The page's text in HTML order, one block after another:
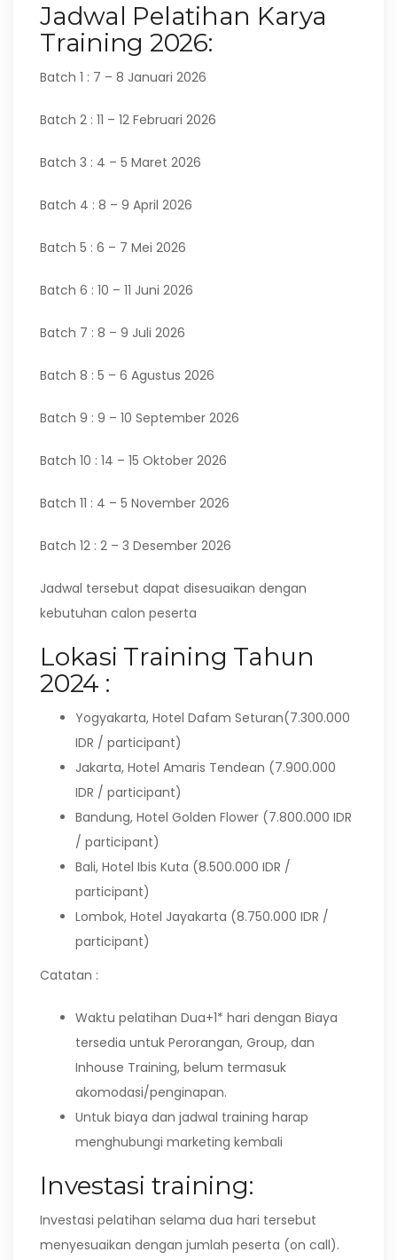
Jadwal Pelatihan Karya
Training 2026:
Batch 1 : 7 – 8 Januari 2026
Batch 2 : 11 – 12 Februari 2026
Batch 3 : 4 – 5 Maret 2026
Batch 4 : 8 – 9 April 2026
Batch 5 : 6 – 7 Mei 2026
Batch 6 : 10 – 11 Juni 2026
Batch 7 : 8 – 9 Juli 2026
Batch 8 : 5 – 6 Agustus 2026
Batch 9 : 9 – 10 September 2026
Batch 10 : 14 – 15 Oktober 2026
Batch 11 : 4 – 5 November 2026
Batch 12 : 2 – 3 Desember 2026
Jadwal tersebut dapat disesuaikan dengan
kebutuhan calon peserta
Lokasi Training Tahun
2024 :
Yogyakarta, Hotel Dafam Seturan(7.300.000
IDR / participant)
Jakarta, Hotel Amaris Tendean (7.900.000
IDR / participant)
Bandung, Hotel Golden Flower (7.800.000 IDR
/ participant)
Bali, Hotel Ibis Kuta (8.500.000 IDR /
participant)
Lombok, Hotel Jayakarta (8.750.000 IDR /
participant)
Catatan :
Waktu pelatihan Dua+1* hari dengan Biaya
tersedia untuk Perorangan, Group, dan
Inhouse Training, belum termasuk
akomodasi/penginapan.
Untuk biaya dan jadwal training harap
menghubungi marketing kembali
Investasi training:
Investasi pelatihan selama dua hari tersebut
menyesuaikan dengan jumlah peserta (on call).